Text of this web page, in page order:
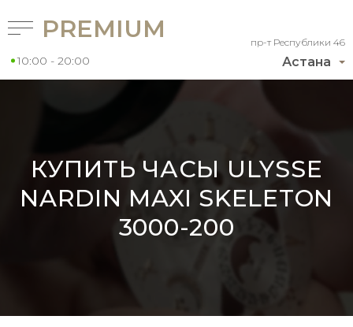
Астана
пр-т Республики 46
PREMIUM
10:00 - 20:00
КУПИТЬ ЧАСЫ ULYSSE
NARDIN MAXI SKELETON
3000-200